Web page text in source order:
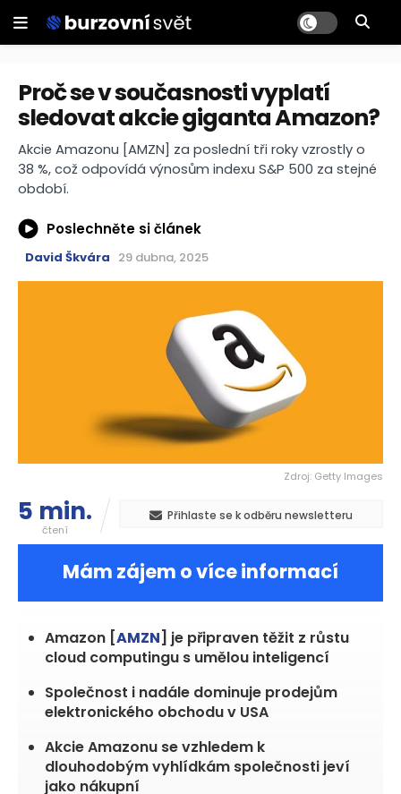
Proč se v současnosti vyplatí
sledovat akcie giganta Amazon?
Akcie Amazonu [AMZN] za poslední tři roky vzrostly o
38 %, což odpovídá výnosům indexu S&P 500 za stejné
období.
Poslechněte si článek
David Škvára 29 dubna, 2025
Zdroj: Getty Images
5 min.
čtení
Přihlaste se k odběru newsletteru
Mám zájem o více informací
Amazon [AMZN] je připraven těžit z růstu
cloud computingu s umělou inteligencí
Společnost i nadále dominuje prodejům
elektronického obchodu v USA
Akcie Amazonu se vzhledem k
dlouhodobým vyhlídkám společnosti jeví
jako nákupní